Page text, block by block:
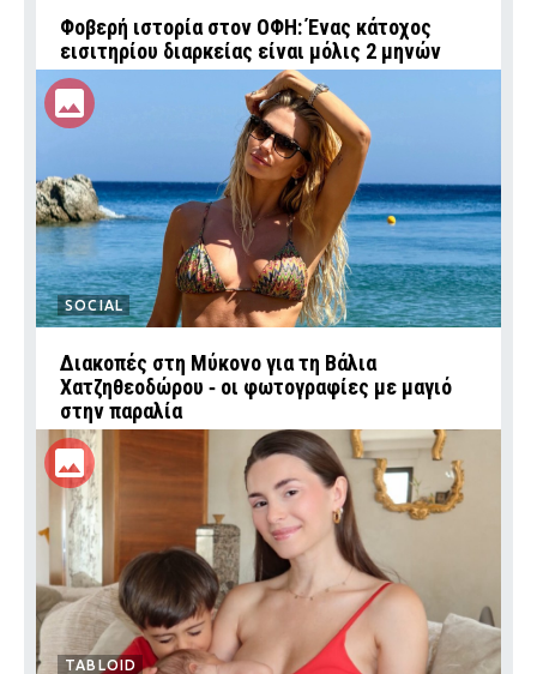
Φοβερή ιστορία στον ΟΦΗ: Ένας κάτοχος
εισιτηρίου διαρκείας είναι μόλις 2 μηνών
SOCIAL
Διακοπές στη Μύκονο για τη Βάλια
Χατζηθεοδώρου ‑ οι φωτογραφίες με μαγιό
στην παραλία
TABLOID